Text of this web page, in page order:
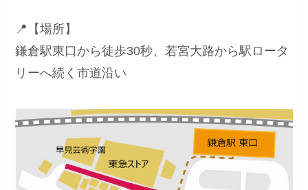
📍【場所】
鎌倉駅東口から徒歩30秒、若宮大路から駅ロータ
リーへ続く市道沿い